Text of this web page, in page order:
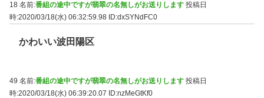
18 名前:番組の途中ですが翡翠の名無しがお送りします 投稿日
時:2020/03/18(水) 06:32:59.98 ID:dxSYNdFC0
かわいい波田陽区
49 名前:番組の途中ですが翡翠の名無しがお送りします 投稿日
時:2020/03/18(水) 06:39:20.07 ID:nzMeGtKf0